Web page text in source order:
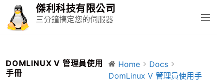
傑利科技有限公司
三分鐘搞定您的伺服器
M
DOMLINUX V 管理員使用
手冊
Home
Docs
DomLinux V 管理員使用手